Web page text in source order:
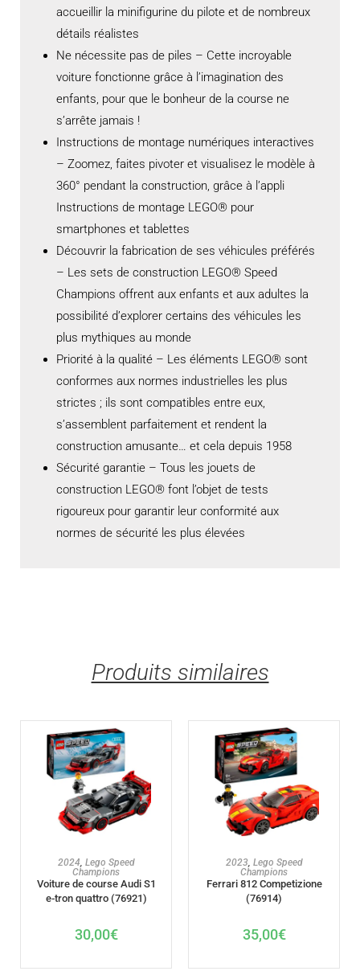
accueillir la minifigurine du pilote et de nombreux
détails réalistes
Ne nécessite pas de piles – Cette incroyable
voiture fonctionne grâce à l’imagination des
enfants, pour que le bonheur de la course ne
s’arrête jamais !
Instructions de montage numériques interactives
– Zoomez, faites pivoter et visualisez le modèle à
360° pendant la construction, grâce à l’appli
Instructions de montage LEGO® pour
smartphones et tablettes
Découvrir la fabrication de ses véhicules préférés
– Les sets de construction LEGO® Speed
Champions offrent aux enfants et aux adultes la
possibilité d’explorer certains des véhicules les
plus mythiques au monde
Priorité à la qualité – Les éléments LEGO® sont
conformes aux normes industrielles les plus
strictes ; ils sont compatibles entre eux,
s’assemblent parfaitement et rendent la
construction amusante… et cela depuis 1958
Sécurité garantie – Tous les jouets de
construction LEGO® font l’objet de tests
rigoureux pour garantir leur conformité aux
normes de sécurité les plus élevées
Produits similaires
AJOUTER AU PANIER
2024, Lego Speed
Champions
Voiture de course Audi S1
e-tron quattro (76921)
30,00€
AJOUTER AU PANIER
2023, Lego Speed
Champions
Ferrari 812 Competizione
(76914)
35,00€